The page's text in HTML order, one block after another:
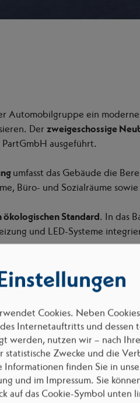
Automobilgruppe ein
Der zweigeschossige
ausgeführt.
umfasst das Gebäude die
Büro- und Sozialräume
ökologischen Standard. In das
und LED-Systeme
Cookies. Neben
Internetauftritts und dessen
werden, nutzen wir – nach
Zwecke und die
finden Sie in
und im Impressum. Sie
auf das Cookie-Symbol unten